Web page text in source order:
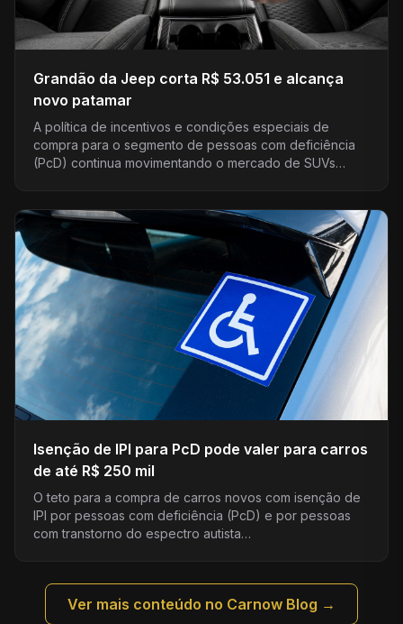
Grandão da Jeep corta R$ 53.051 e alcança
novo patamar
A política de incentivos e condições especiais de
compra para o segmento de pessoas com deficiência
(PcD) continua movimentando o mercado de SUVs
Isenção de IPI para PcD pode valer para carros
de até R$ 250 mil
O teto para a compra de carros novos com isenção de
IPI por pessoas com deficiência (PcD) e por pessoas
com transtorno do espectro autista…
Ver mais conteúdo no Carnow Blog →